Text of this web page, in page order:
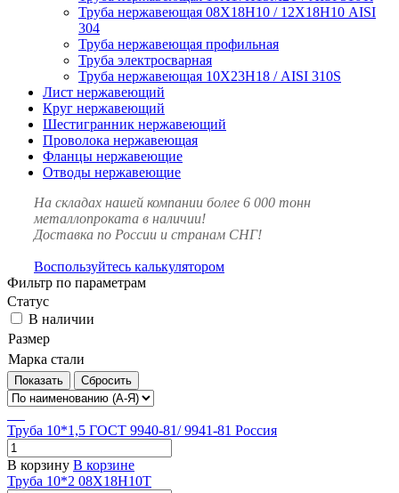
Труба нержавеющая 08Х18Н10 / 12Х18Н10 AISI
304
Труба нержавеющая профильная
Труба электросварная
Труба нержавеющая 10Х23Н18 / AISI 310S
Лист нержавеющий
Круг нержавеющий
Шестигранник нержавеющий
Проволока нержавеющая
Фланцы нержавеющие
Отводы нержавеющие
На складах нашей компании более 6 000 тонн
металлопроката в наличии!
Доставка по России и странам СНГ!
Воспользуйтесь калькулятором
Фильтр по параметрам
Статус
В наличии
Размер
Марка стали
Сбросить
Труба 10*1,5 ГОСТ 9940-81/ 9941-81 Россия
В корзину В корзине
Труба 10*2 08Х18Н10Т